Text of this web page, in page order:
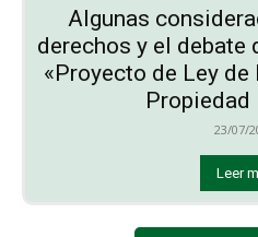
Algunas
derechos y el
«Proyecto de Ley
Propiedad
23/07/
Leer